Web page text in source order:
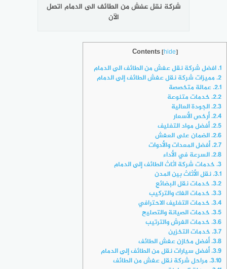
شركة نقل عفش من الطائف الى الدمام اتصل
الآن
Contents[hide]
1. افضل شركة نقل عفش من الطائف الى الدمام
2. مميزات شركة نقل عفش الطائف إلى الدمام
2.1. عمالة متخصصة
2.2. خدمات متنوعة
2.3. الجودة العالية
2.4. أرخص الأسعار
2.5. أفضل مواد التغليف
2.6. الضمان على العفش
2.7. أفضل المعدات والأدوات
2.8. السرعة في الأداء
3. خدمات شركة اثاث الطائف إلى الدمام
3.1. نقل الأثاث بين المدن
3.2. خدمات نقل البضائع
3.3. خدمات الفك والتركيب
3.4. خدمات التغليف الاحترافي
3.5. خدمات الصيانة والتصليح
3.6. خدمات الفرش والترتيب
3.7. خدمات التخزين
3.8. أفضل مخازن عفش الطائف
3.9. أفضل سيارات نقل من الطائف إلى الدمام
3.10. مراحل شركة نقل عفش من الطائف